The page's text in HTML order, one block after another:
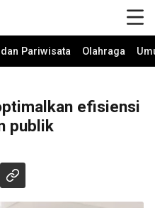
Pariwisata Olahraga
efisiensi
publik